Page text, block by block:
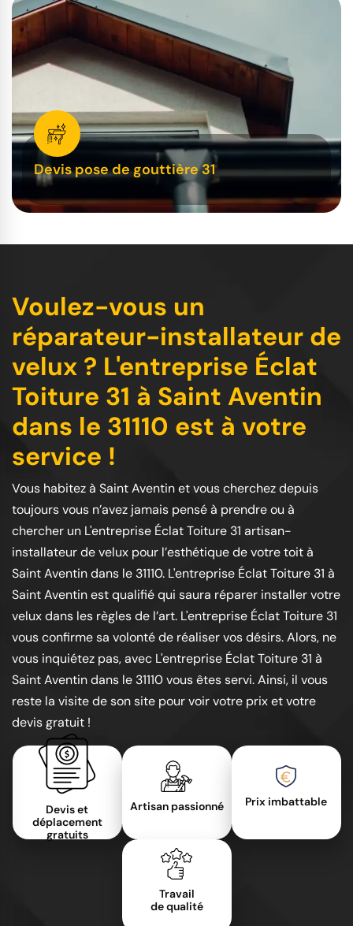
Devis pose de gouttière 31
Voulez-vous un
réparateur-installateur de
velux ? L'entreprise Éclat
Toiture 31 à Saint Aventin
dans le 31110 est à votre
service !
Vous habitez à Saint Aventin et vous cherchez depuis
toujours vous n’avez jamais pensé à prendre ou à
chercher un L'entreprise Éclat Toiture 31 artisan-
installateur de velux pour l’esthétique de votre toit à
Saint Aventin dans le 31110. L'entreprise Éclat Toiture 31 à
Saint Aventin est qualifié qui saura réparer installer votre
velux dans les règles de l’art. L'entreprise Éclat Toiture 31
vous confirme sa volonté de réaliser vos désirs. Alors, ne
vous inquiétez pas, avec L'entreprise Éclat Toiture 31 à
Saint Aventin dans le 31110 vous êtes servi. Ainsi, il vous
reste la visite de son site pour voir votre prix et votre
devis gratuit !
Devis et
déplacement
gratuits
Artisan passionné Prix imbattable
Travail
de qualité